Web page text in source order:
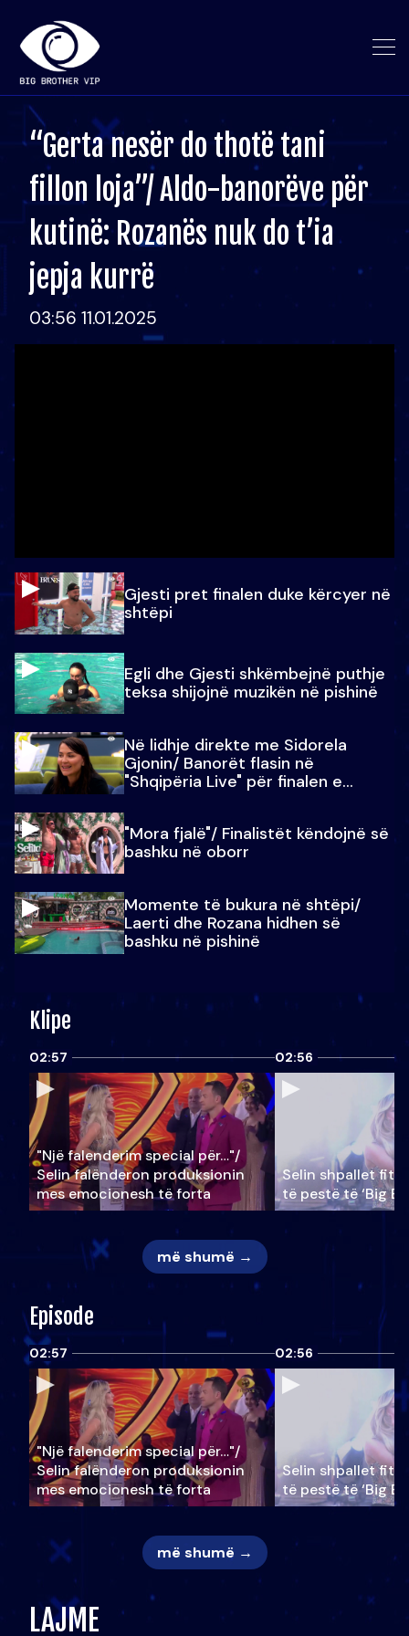
“Gerta nesër do thotë tani
fillon loja”/ Aldo-banorëve për
kutinë: Rozanës nuk do t’ia
jepja kurrë
03:56 11.01.2025
Gjesti pret finalen duke kërcyer në
shtëpi
Egli dhe Gjesti shkëmbejnë puthje
teksa shijojnë muzikën në pishinë
Në lidhje direkte me Sidorela
Gjonin/ Banorët flasin në
"Shqipëria Live" për finalen e
"Mora fjalë"/ Finalistët këndojnë së
bashku në oborr
Momente të bukura në shtëpi/
Laerti dhe Rozana hidhen së
bashku në pishinë
Klipe
02:57
"Një falenderim special për…"/
Selin falënderon produksionin
mes emocionesh të forta
02:56
Selin shpallet
të pestë të ‘Big
më shumë →
Episode
02:57
"Një falenderim special për…"/
Selin falënderon produksionin
mes emocionesh të forta
02:56
Selin shpallet
të pestë të ‘Big
më shumë →
LAJME